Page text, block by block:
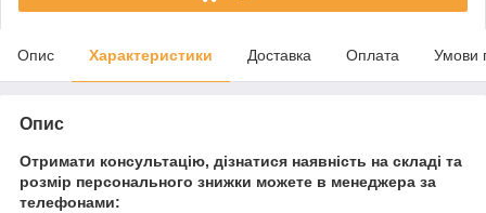
Опис Характеристики Доставка Оплата Умови
Опис
Отримати консультацію, дізнатися наявність на складі та
розмір персонального знижки можете в менеджера за
телефонами: